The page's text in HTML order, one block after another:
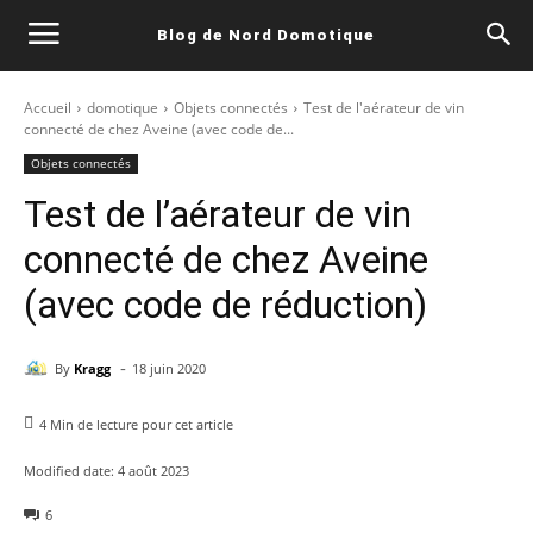
Blog de Nord Domotique
Accueil domotique Objets connectés
Test de l'aérateur de vin
connecté de chez Aveine (avec code de...
Objets connectés
Test de l’aérateur de vin
connecté de chez Aveine
(avec code de réduction)
By Kragg - 18 juin 2020
4 Min de lecture pour cet article
Modified date: 4 août 2023
6